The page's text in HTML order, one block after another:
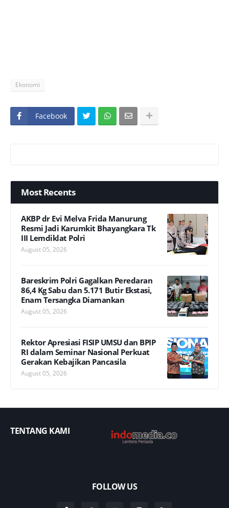
Ekonomi
Facebook
Most Recents
AKBP dr Evi Melva Frida Manurung
Resmi Jadi Karumkit Bhayangkara Tk
III Lemdiklat Polri
August 05, 2026
Bareskrim Polri Gagalkan Peredaran
86,4 Kg Sabu dan 5.171 Butir Ekstasi,
Enam Tersangka Diamankan
August 05, 2026
Rektor Apresiasi FISIP UMSU dan BPIP
RI dalam Seminar Nasional Perkuat
Gerakan Kebajikan Pancasila
August 05, 2026
TENTANG KAMI
FOLLOW US